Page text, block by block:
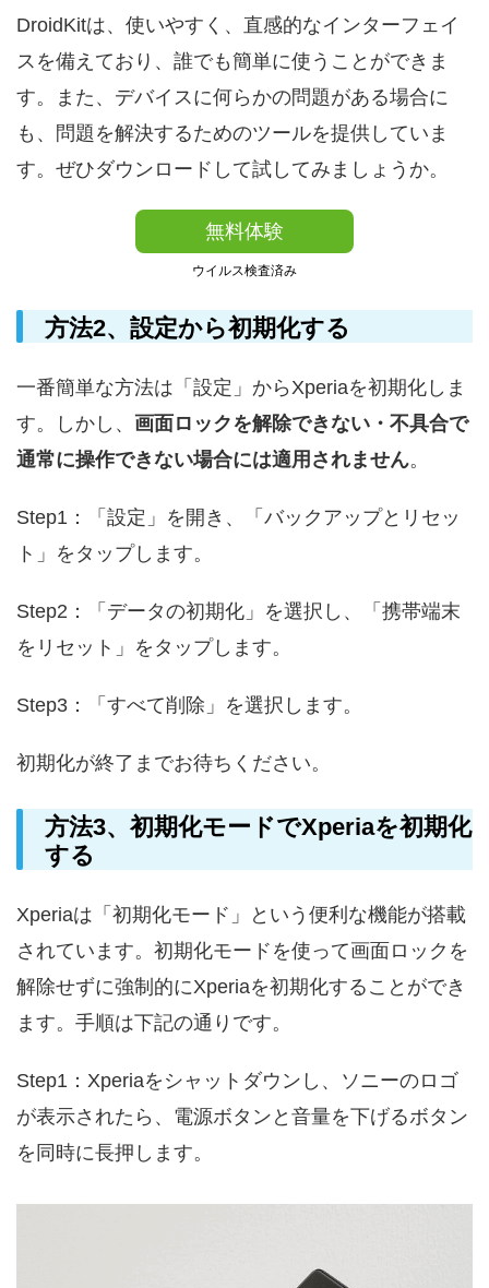
DroidKitは、使いやすく、直感的なインターフェイ
スを備えており、誰でも簡単に使うことができま
す。また、デバイスに何らかの問題がある場合に
も、問題を解決するためのツールを提供していま
す。ぜひダウンロードして試してみましょうか。
無料体験
ウイルス検査済み
方法2、設定から初期化する
一番簡単な方法は「設定」からXperiaを初期化しま
す。しかし、 画面ロックを解除できない・不具合で
通常に操作できない場合には適用されません。
Step1：「設定」を開き、「バックアップとリセッ
ト」をタップします。
Step2：「データの初期化」を選択し、「携帯端末
をリセット」をタップします。
Step3：「すべて削除」を選択します。
初期化が終了までお待ちください。
方法3、初期化モードでXperiaを初期化
する
Xperiaは「初期化モード」という便利な機能が搭載
されています。初期化モードを使って画面ロックを
解除せずに強制的にXperiaを初期化することができ
ます。手順は下記の通りです。
Step1：Xperiaをシャットダウンし、ソニーのロゴ
が表示されたら、電源ボタンと音量を下げるボタン
を同時に長押します。